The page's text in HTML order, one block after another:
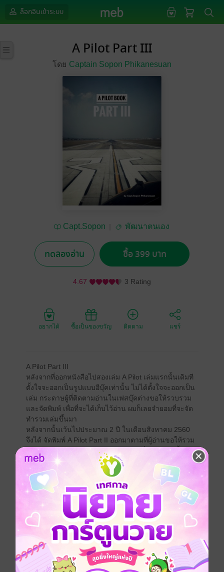
ล็อกอินเข้าระบบ
A Pilot Part III
โดย Captain Sopon Phikanesuan
Capt.Sopon พัฒนาตนเอง
ทดลองอ่าน ซื้อ 399 บาท
4.67 3 Rating
อยากได้ ซื้อเป็นของขวัญ ติดตาม แชร์
A Pilot Part III
หลังจากที่ออกหนังสือไปสองเล่ม A Pilot เล่มแรกนั้นเดิมที
ตั้งใจจะออกเป็นรูปแบบอีบุ๊คเท่านั้น ไม่ได้ตั้งใจจะออกเป็น
เล่ม กระดาษผู้ที่ติดตามอ่านในเฟสบุ๊คต่างขอให้รวบรวม
และจัดพิมพ์ เพื่อที่จะได้เก็บไว้อ่าน ผมก็เลยจำยอมที่จะจัด
ทำรวมเล่มขึ้นมา
หลังจากนั้นเว้นไปประมาณ 2 ปี ในเดือนสิงหาคม 2560
จึงได้ จัดพิมพ์ A Pilot Part II ออกมาตามที่ผู้อ่านขอให้รวม
เล่มอีกครับ และตามมาด้วยเล่มปัจจุบันที่ท่านถืออยู่นี้
A Pilot Part III เป็นเล่มที่มีความต่อเนื่องกันในเรื่องของ
เนื้อหาและการเล่าเรื่องประสบการณ์ต่าง ๆ โดยจะเพิ่ม
เติมเรื่องของ การสอบนักบินและบททดสอบบางอย่างที่ผม
เห็นว่าน่าจะเป็น ประโยชน์ต่อผู้อ่านที่มีความสนใจต่อการ
พัฒนาตนเองเพื่อเตรียม ตัวสำหรับการสอบคัดเลือกเข้า
เป็นนักบินของสายการบินต่าง ๆ บทความเกี่ยวกับการสอบ
เพื่อรับคัดเลือก เป็นคำแนะนำจาก ประสบการณ์ตรงใน
การสอบสัมภาษณ์เพื่อคัดเลือกนักบินเข้าบริษัท ทั้งที่
การบินไทยและที่สายการบินนกแอร์ คำแนะนำต่าง ๆ นั้น
มี วัตถุประสงค์เพื่อให้ผู้สอบได้รับแนวคิด และหลักปฏิบัติที่
จะนำไปสู่ การพัฒนาตนเอง หรือตรวจสอบความพร้อม